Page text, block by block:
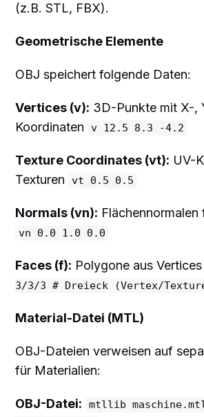
(z.B. STL, FBX).
Geometrische Elemente
OBJ speichert folgende Daten:
Vertices (v): 3D-Punkte mit X-,
Koordinaten
v 12.5 8.3 -4.2
Texture Coordinates (vt): UV-
Texturen
vt 0.5 0.5
Normals (vn):
vn 0.0 1.0 0.0
Faces (f): Polygone aus Vertices
3/3/3 # Dreieck (Vertex/
Material-Datei (MTL)
OBJ-Dateien verweisen auf
für Materialien:
OBJ-Datei:
mtllib